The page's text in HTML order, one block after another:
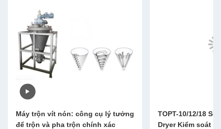
Máy trộn vít nón: công cụ lý tưởng
để trộn và pha trộn chính xác
TOPT-10/12/18
Dryer Kiểm soát